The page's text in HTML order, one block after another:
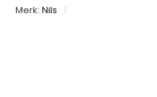
Merk:Nils